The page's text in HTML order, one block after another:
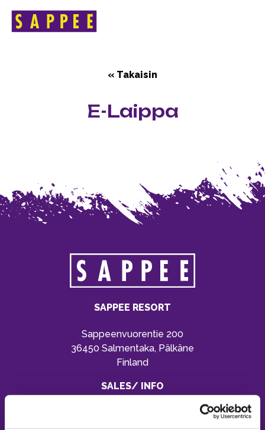
Päävalikko
HOME > E-LAIPPA
« Takaisin
E-Laippa
SAPPEE RESORT
Sappeenvuorentie 200
36450 Salmentaka, Pälkäne
Finland
SALES/ INFO